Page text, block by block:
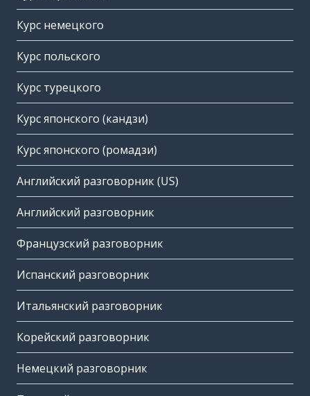
Курс немецкого
Курс польского
Курс турецкого
Курс японского (кандзи)
Курс японского (ромадзи)
Английский разговорник (US)
Английский разговорник
Французский разговорник
Испанский разговорник
Итальянский разговорник
Корейский разговорник
Немецкий разговорник